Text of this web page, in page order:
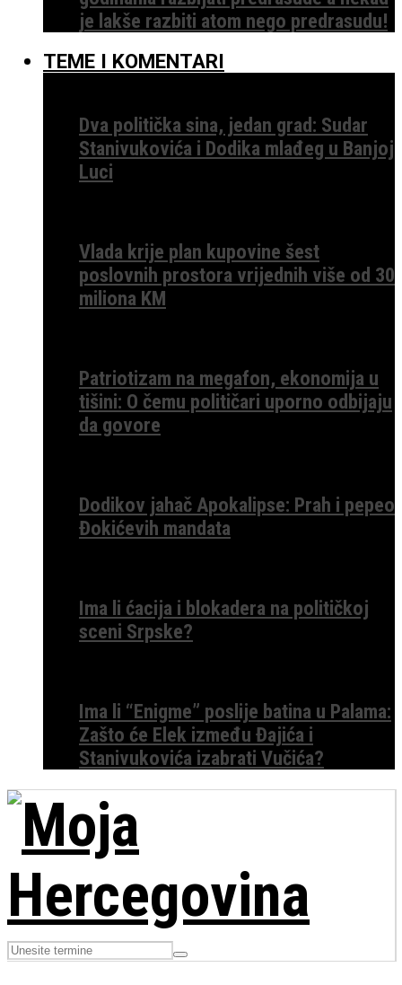
je lakše razbiti atom nego predrasudu!
TEME I KOMENTARI
Dva politička sina, jedan grad: Sudar
Stanivukovića i Dodika mlađeg u Banjoj
Luci
Vlada krije plan kupovine šest
poslovnih prostora vrijednih više od 30
miliona KM
Patriotizam na megafon, ekonomija u
tišini: O čemu političari uporno odbijaju
da govore
Dodikov jahač Apokalipse: Prah i pepeo
Đokićevih mandata
Ima li ćacija i blokadera na političkoj
sceni Srpske?
Ima li “Enigme” poslije batina u Palama:
Zašto će Elek između Đajića i
Stanivukovića izabrati Vučića?